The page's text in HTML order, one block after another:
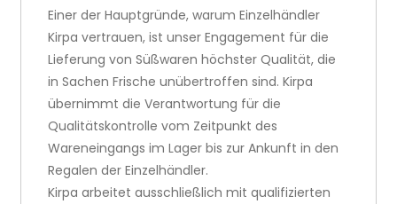
Einer der Hauptgründe, warum Einzelhändler
Kirpa vertrauen, ist unser Engagement für die
Lieferung von Süßwaren höchster Qualität, die
in Sachen Frische unübertroffen sind. Kirpa
übernimmt die Verantwortung für die
Qualitätskontrolle vom Zeitpunkt des
Wareneingangs im Lager bis zur Ankunft in den
Regalen der Einzelhändler.
Kirpa arbeitet ausschließlich mit qualifizierten